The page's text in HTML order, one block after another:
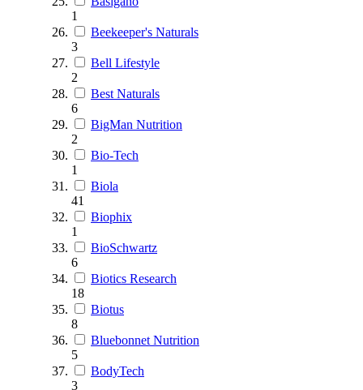
1
Beekeeper's Naturals
3
Bell Lifestyle
2
Best Naturals
6
BigMan Nutrition
2
Bio-Tech
1
Biola
41
Biophix
1
BioSchwartz
6
Biotics Research
18
Biotus
8
Bluebonnet Nutrition
5
BodyTech
3